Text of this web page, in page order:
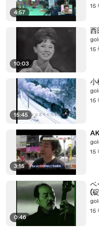
4:57
15
10:03
西
15
15:45
小
15
3:15
15
0:46
ベ
(
15